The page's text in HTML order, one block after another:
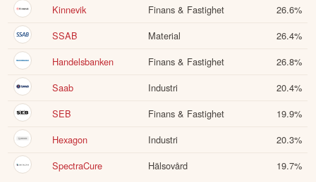
Kinnevik
Finans & Fastighet 26.6%
SSAB
Material 26.4%
Handelsbanken
Finans & Fastighet 26.8%
Saab
Industri 20.4%
SEB
Finans & Fastighet 19.9%
Hexagon
Industri 20.3%
SpectraCure
Hälsovård 19.7%